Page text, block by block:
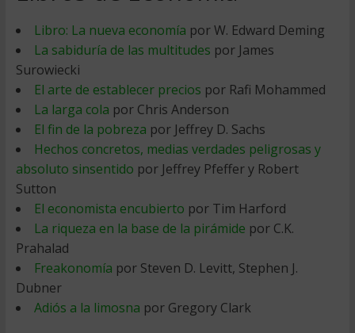
Libro: La nueva economía por W. Edward Deming
La sabiduría de las multitudes por James
Surowiecki
El arte de establecer precios por Rafi Mohammed
La larga cola por Chris Anderson
El fin de la pobreza por Jeffrey D. Sachs
Hechos concretos, medias verdades peligrosas y
absoluto sinsentido por Jeffrey Pfeffer y Robert
Sutton
El economista encubierto por Tim Harford
La riqueza en la base de la pirámide por C.K.
Prahalad
Freakonomía por Steven D. Levitt, Stephen J.
Dubner
Adiós a la limosna por Gregory Clark